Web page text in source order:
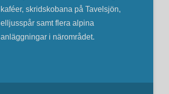
kaféer, skridskobana på Tavelsjön,
elljusspår samt flera alpina
anläggningar i närområdet.